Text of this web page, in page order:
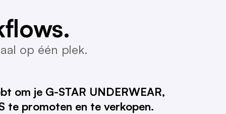
op één plek.
om je G-STAR UNDERWEAR,
te promoten en te verkopen.